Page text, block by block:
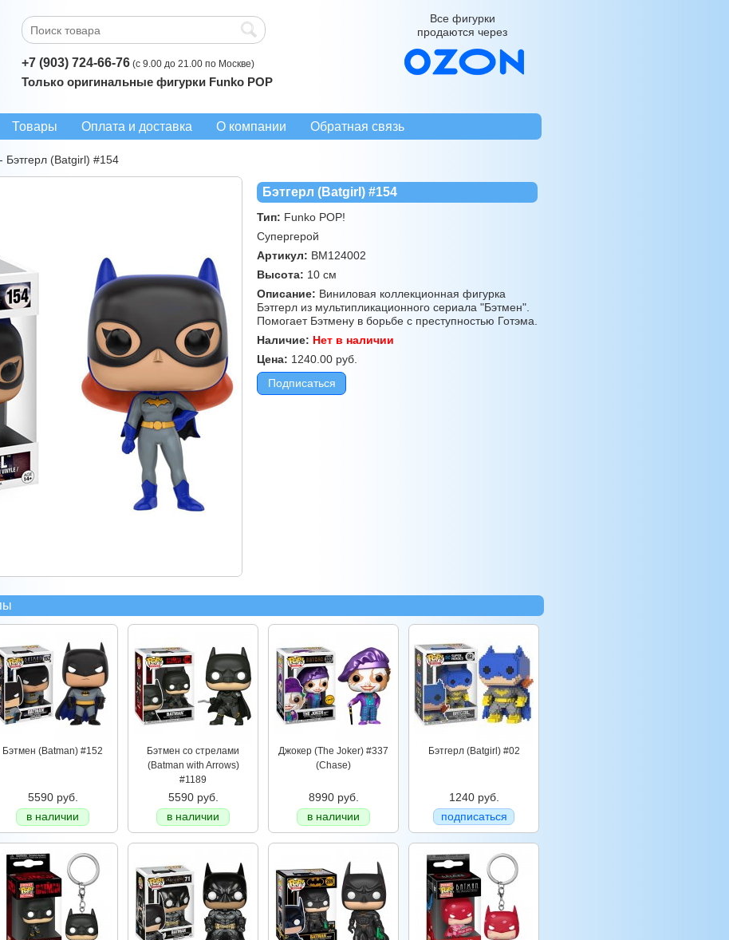
Все фигурки
продаются через
+7 (903) 724-66-76 (с 9.00 до 21.00 по Москве)
Только оригинальные фигурки Funko POP
Товары Оплата и доставка О компании Обратная связь
- Бэтгерл (Batgirl) #154
Бэтгерл (Batgirl) #154
Тип: Funko POP!
Супергерой
Артикул: BM124002
Высота: 10 см
Описание: Виниловая коллекционная фигурка
Бэтгерл из мультипликационного сериала "Бэтмен".
Помогает Бэтмену в борьбе с преступностью Готэма.
Наличие: Нет в наличии
Цена: 1240.00 руб.
Подписаться
Бэтмен (Batman) #152
5590 руб.
в наличии
Бэтмен со стрелами
(Batman with Arrows)
#1189
5590 руб.
в наличии
Джокер (The Joker) #337
(Chase)
8990 руб.
в наличии
Бэтгерл (Batgirl) #02
1240 руб.
подписаться